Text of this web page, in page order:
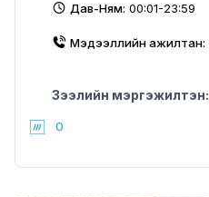
Дав-Ням: 00:01-23:59
Мэдээллийн ажилтан:
Зээлийн мэргэжилтэн:
0